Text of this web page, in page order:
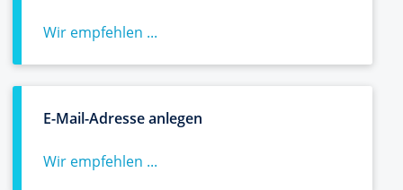
Wir empfehlen ...
E-Mail-Adresse anlegen
Wir empfehlen ...